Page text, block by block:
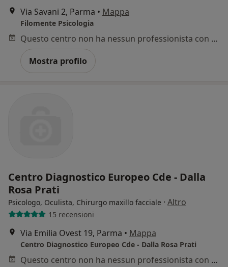
Via Savani 2, Parma • Mappa
Filomente Psicologia
Questo centro non ha nessun professionista con date disponibili
Mostra profilo
Centro Diagnostico Europeo Cde - Dalla
Rosa Prati
Psicologo, Oculista, Chirurgo maxillo facciale · Altro
15 recensioni
Via Emilia Ovest 19, Parma • Mappa
Centro Diagnostico Europeo Cde - Dalla Rosa Prati
Questo centro non ha nessun professionista con date disponibili